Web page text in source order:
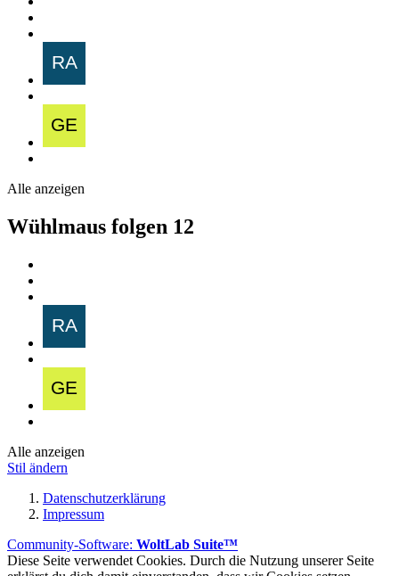
Alle anzeigen
Wühlmaus folgen 12
Alle anzeigen
Stil ändern
Datenschutzerklärung
Impressum
Community-Software: WoltLab Suite™
Diese Seite verwendet Cookies. Durch die Nutzung unserer Seite